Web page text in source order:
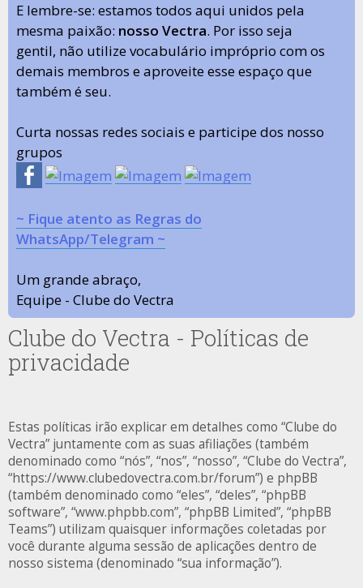
E lembre-se: estamos todos aqui unidos pela
mesma paixão: nosso Vectra. Por isso seja
gentil, não utilize vocabulário impróprio com os
demais membros e aproveite esse espaço que
também é seu.
Curta nossas redes sociais e participe dos nosso
grupos
~ Fique atento as Regras do
WhatsApp/Telegram ~
Um grande abraço,
Equipe - Clube do Vectra
Clube do Vectra - Políticas de
privacidade
Estas políticas irão explicar em detalhes como “Clube do
Vectra” juntamente com as suas afiliações (também
denominado como “nós”, “nos”, “nosso”, “Clube do Vectra”,
“https://www.clubedovectra.com.br/forum”) e phpBB
(também denominado como “eles”, “deles”, “phpBB
software”, “www.phpbb.com”, “phpBB Limited”, “phpBB
Teams”) utilizam quaisquer informações coletadas por
você durante alguma sessão de aplicações dentro de
nosso sistema (denominado “sua informação”).